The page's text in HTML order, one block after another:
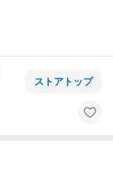
ストアトップ